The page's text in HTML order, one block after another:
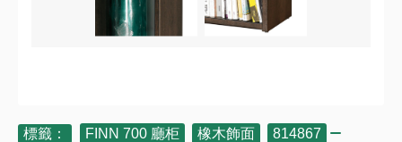
標籤： FINN 700 廳柜 橡木飾面 814867